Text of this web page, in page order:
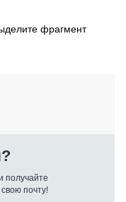
фрагмент
получайте
почту!